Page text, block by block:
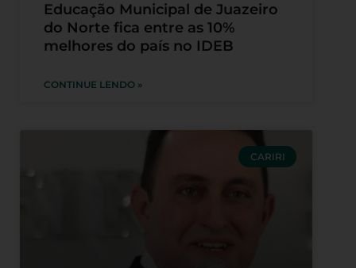
Educação Municipal de Juazeiro
do Norte fica entre as 10%
melhores do país no IDEB
CONTINUE LENDO »
CARIRI